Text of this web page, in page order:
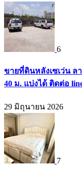
6
ขายที่ดินหลังเซเว่น ล
40 ม. แบ่งได้ ติดต่อ
29 มิถุนายน 2026
7